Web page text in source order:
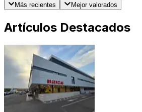
Más recientes
Mejor valorados
Artículos Destacados